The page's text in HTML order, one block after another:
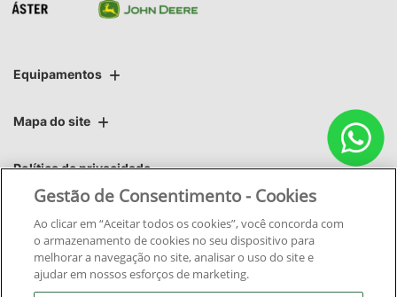
Equipamentos
Mapa do site
Política de privacidade
Áster | Áster Máquinas e Soluções Integradas Ltda.
CNPJ: 06.220.403/0012-85
Gestão de Consentimento - Cookies
Ao clicar em “Aceitar todos os cookies”, você concorda com
o armazenamento de cookies no seu dispositivo para
melhorar a navegação no site, analisar o uso do site e
ajudar em nossos esforços de marketing.